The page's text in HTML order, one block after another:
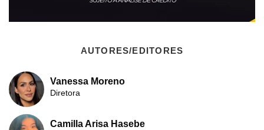
AUTORES/EDITORES
Vanessa Moreno
Diretora
Camilla Arisa Hasebe